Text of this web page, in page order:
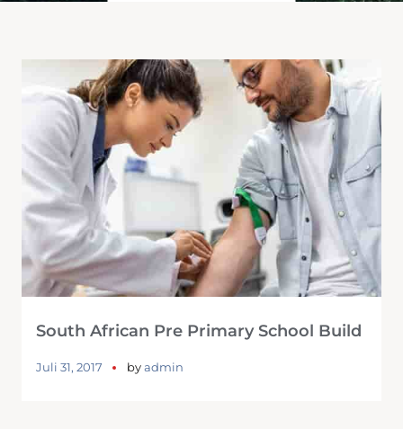
South African Pre Primary School Build
Juli 31, 2017 byadmin